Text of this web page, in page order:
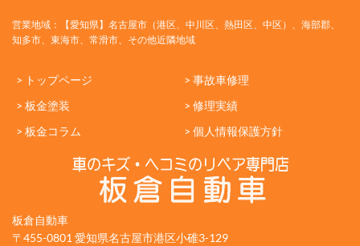
営業地域：【愛知県】名古屋市（港区、中川区、熱田区、中区）、海部郡、
知多市、東海市、常滑市、その他近隣地域
> トップページ
> 事故車修理
> 板金塗装
> 修理実績
> 板金コラム
> 個人情報保護方針
板倉自動車
〒455-0801 愛知県名古屋市港区小碓3-129